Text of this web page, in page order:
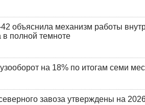
объяснила механизм работы
в полной темноте
на 18% по итогам семи
завоза утверждены на